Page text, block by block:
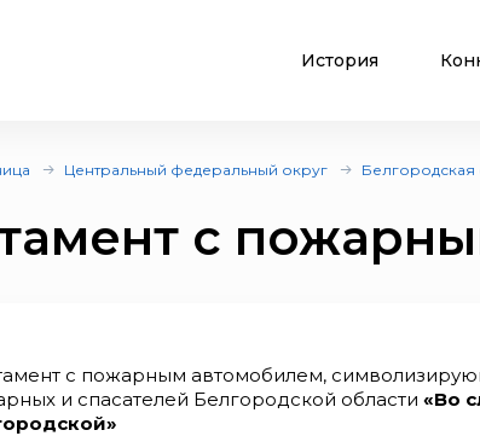
История
Центральный федеральный округ Белгородская
с
с пожарным автомобилем,
и спасателей Белгородской области «Во